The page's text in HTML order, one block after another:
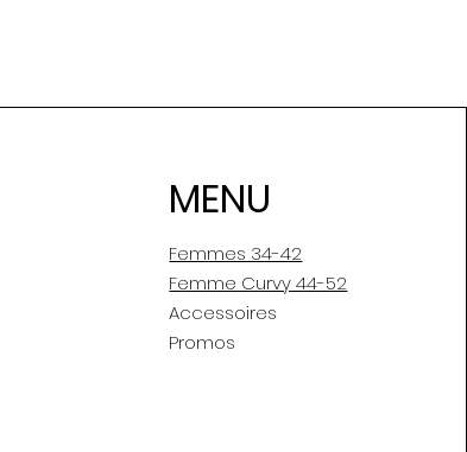
MENU
Femmes 34-42
Femme Curvy 44-52
Accessoires
Promos